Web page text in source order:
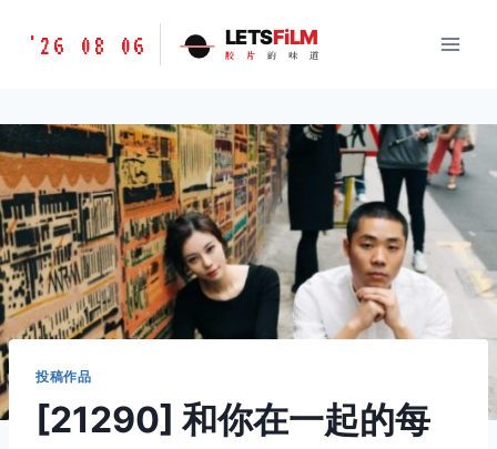
胶
味
道
LETSFILM
'26 08 06 LETSFiLM
胶 片 的 味 道
投稿作品
[21290] 和你在一起的每